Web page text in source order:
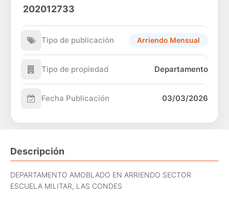
202012733
Tipo de publicación Arriendo Mensual
Tipo de propiedad Departamento
Fecha Publicación 03/03/2026
Descripción
DEPARTAMENTO AMOBLADO EN ARRIENDO SECTOR
ESCUELA MILITAR, LAS CONDES